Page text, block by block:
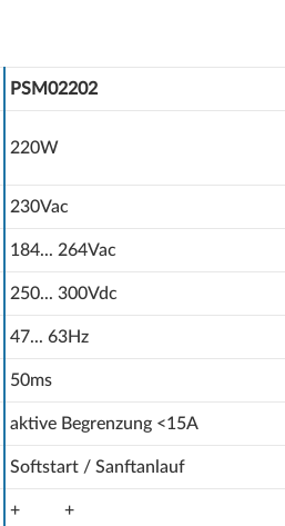
PSM02202
220W
230Vac
184... 264Vac
250... 300Vdc
47... 63Hz
50ms
aktive Begrenzung <15A
Softstart / Sanftanlauf
+
+